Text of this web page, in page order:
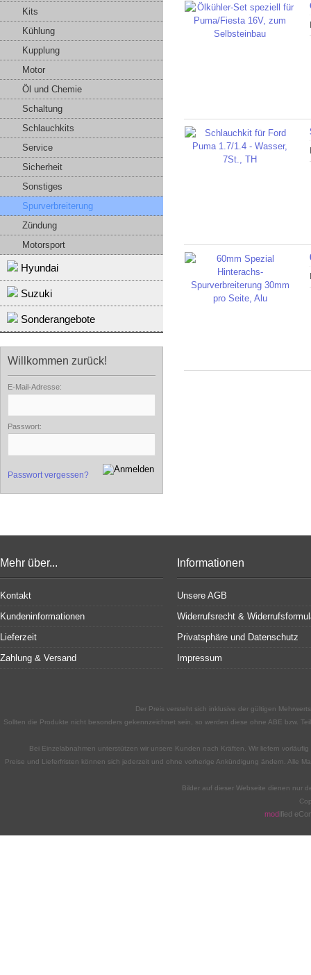
Kits
Kühlung
Kupplung
Motor
Öl und Chemie
Schaltung
Schlauchkits
Service
Sicherheit
Sonstiges
Spurverbreiterung
Zündung
Motorsport
Hyundai
Suzuki
Sonderangebote
Willkommen zurück!
E-Mail-Adresse:
Passwort:
Passwort vergessen?
Mehr über...
Kontakt
Kundeninformationen
Lieferzeit
Zahlung & Versand
Informationen
Unsere AGB
Widerrufsrecht &
Privatsphäre und Datenschutz
Impressum
Der Preis versteht sich inklusive der gültigen
Sollten die Produkte nicht besonders gekennzeichnet sein, so werden diese ohne ABE bzw.
Bei Einzelabnahmen unterstützen wir unsere Kunden nach Kräften. Wir liefern
Preise und Lieferfristen können sich jederzeit und ohne vorherige Ankündigung ändern. Alle
Bilder auf dieser Webseite dienen nur
modified